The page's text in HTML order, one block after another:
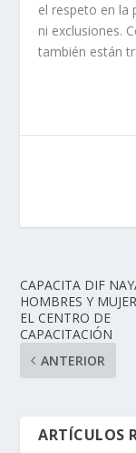
el respeto en la
ni exclusiones.
también están
CAPACITA DIF
HOMBRES Y
EL CENTRO DE
CAPACITACIÓN
ANTERIOR
ARTÍCULOS